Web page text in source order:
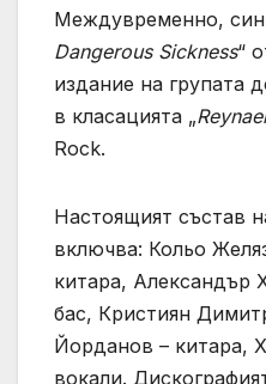
Междувременно,
Dangerous Sickness“
издание на групата
в класацията „
Rock.
Настоящият състав
включва: Кольо
китара, Александър
бас, Кристиян
Йорданов – китара,
вокали.